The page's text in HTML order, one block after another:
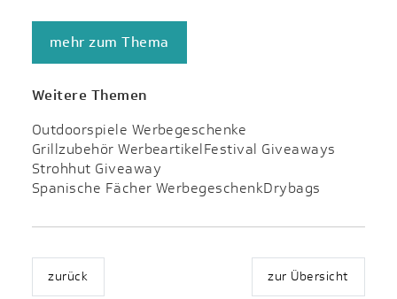
mehr zum Thema
Weitere Themen
Outdoorspiele Werbegeschenke
Grillzubehör WerbeartikelFestival Giveaways
Strohhut Giveaway
Spanische Fächer WerbegeschenkDrybags
zurück zur Übersicht